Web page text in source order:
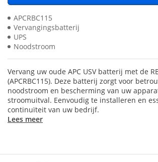
APCRBC115
Vervangingsbatterij
UPS
Noodstroom
Vervang uw oude APC USV batterij met de
(APCRBC115). Deze batterij zorgt voor
noodstroom en bescherming van uw
stroomuitval. Eenvoudig te installeren en
continuïteit van uw bedrijf.
Lees meer